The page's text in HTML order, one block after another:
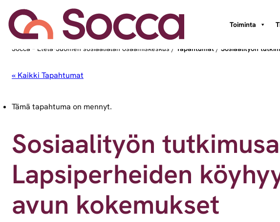
Toiminta
Socca – Etelä-Suomen sosiaalialan osaamiskeskus / Tapahtumat / Sosiaalityön
« Kaikki Tapahtumat
Tämä tapahtuma on mennyt.
Sosiaalityön
Lapsiperheiden
avun kokemukset